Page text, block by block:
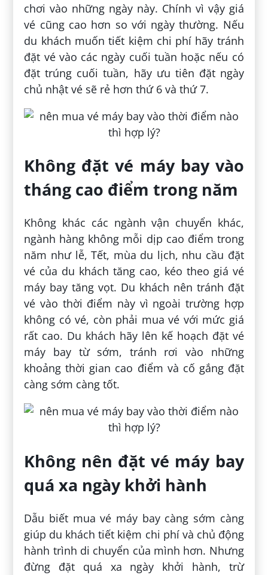
chơi vào những ngày này. Chính vì vậy giá
vé cũng cao hơn so với ngày thường. Nếu
du khách muốn tiết kiệm chi phí hãy tránh
đặt vé vào các ngày cuối tuần hoặc nếu có
đặt trúng cuối tuần, hãy ưu tiên đặt ngày
chủ nhật vé sẽ rẻ hơn thứ 6 và thứ 7.
Không đặt vé máy bay vào
tháng cao điểm trong năm
Không khác các ngành vận chuyển khác,
ngành hàng không mỗi dịp cao điểm trong
năm như lễ, Tết, mùa du lịch, nhu cầu đặt
vé của du khách tăng cao, kéo theo giá vé
máy bay tăng vọt. Du khách nên tránh đặt
vé vào thời điểm này vì ngoài trường hợp
không có vé, còn phải mua vé với mức giá
rất cao. Du khách hãy lên kế hoạch đặt vé
máy bay từ sớm, tránh rơi vào những
khoảng thời gian cao điểm và cố gắng đặt
càng sớm càng tốt.
Không nên đặt vé máy bay
quá xa ngày khởi hành
Dẫu biết mua vé máy bay càng sớm càng
giúp du khách tiết kiệm chi phí và chủ động
hành trình di chuyển của mình hơn. Nhưng
đừng đặt quá xa ngày khởi hành, trừ